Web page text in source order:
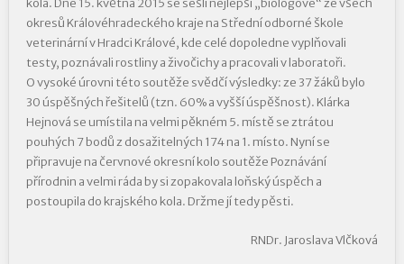
kola. Dne 15. května 2015 se sešli nejlepší „biologové“ ze všech
okresů Královéhradeckého kraje na Střední odborné škole
veterinární v Hradci Králové, kde celé dopoledne vyplňovali
testy, poznávali rostliny a živočichy a pracovali v laboratoři.
O vysoké úrovni této soutěže svědčí výsledky: ze 37 žáků bylo
30 úspěšných řešitelů (tzn. 60% a vyšší úspěšnost). Klárka
Hejnová se umístila na velmi pěkném 5. místě se ztrátou
pouhých 7 bodů z dosažitelných 174 na 1. místo. Nyní se
připravuje na červnové okresní kolo soutěže Poznávání
přírodnin a velmi ráda by si zopakovala loňský úspěch a
postoupila do krajského kola. Držme jí tedy pěsti.
RNDr. Jaroslava Vlčková